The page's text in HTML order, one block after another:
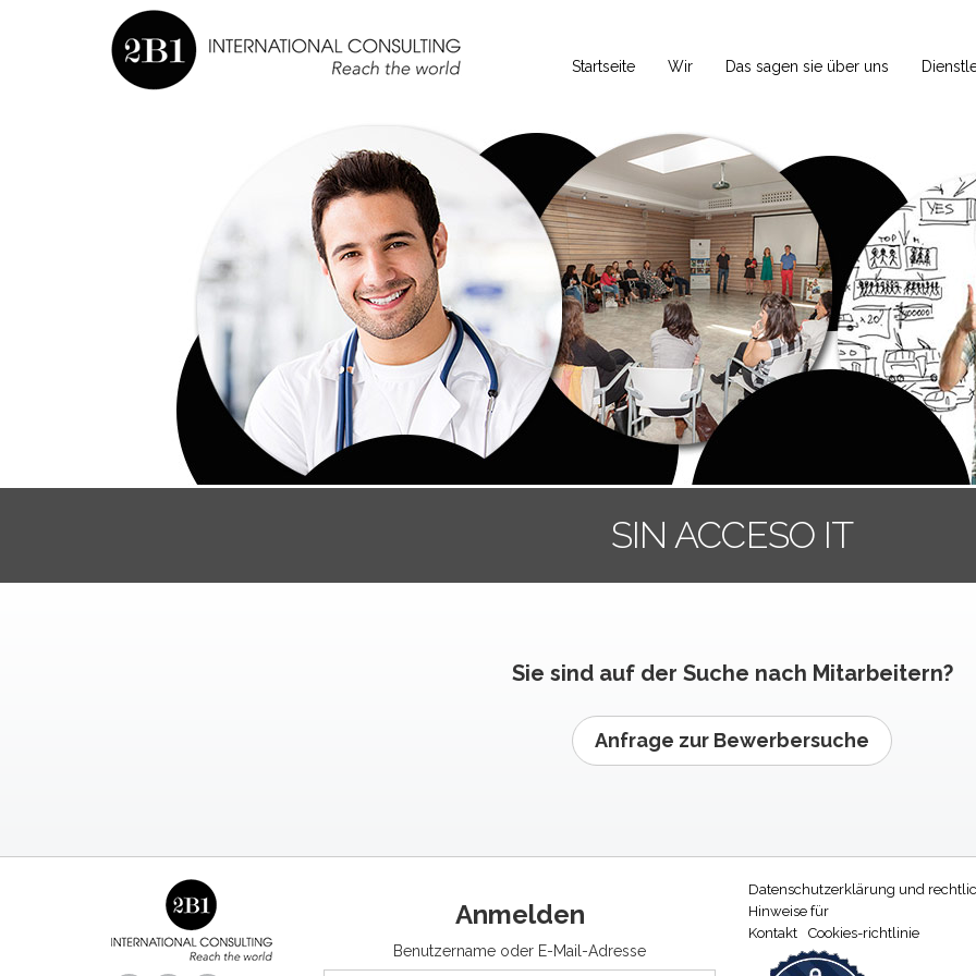
Startseite Wir Das sagen sie über uns
SIN ACCESO IT
Sie sind auf der Suche nach Mitarbeitern?
Anfrage zur Bewerbersuche
Anmelden
Benutzername oder E-Mail-Adresse
Datenschutzerklärung und
Hinweise für
Kontakt
Cookies-richtlinie